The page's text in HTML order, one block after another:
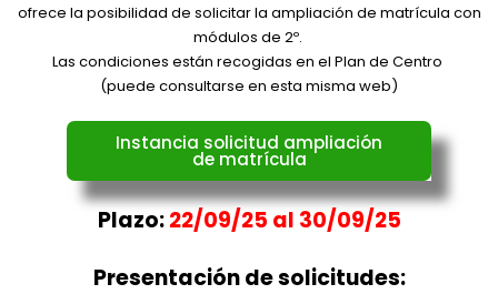
ofrece la posibilidad de solicitar la ampliación de matrícula con
módulos de 2º.
Las condiciones están recogidas en el Plan de Centro
(puede consultarse en esta misma web)
Instancia solicitud ampliación
de matrícula
Plazo:22/09/25 al 30/09/25
Presentación de solicitudes: